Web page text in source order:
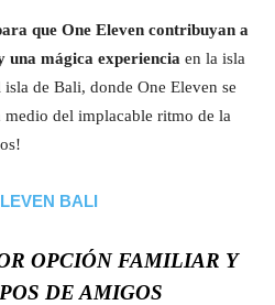
que One Eleven contribuyan a
una mágica experiencia en la isla
de Bali, donde One Eleven se
del implacable ritmo de la
BALI
OPCIÓN FAMILIAR Y
DE AMIGOS